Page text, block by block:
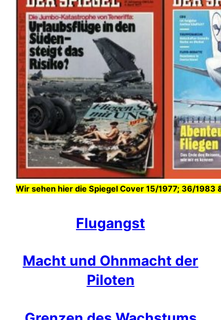
Wir sehen hier die Spiegel Cover 15/1977; 36/1983
Flugangst
Macht und Ohnmacht der
Piloten